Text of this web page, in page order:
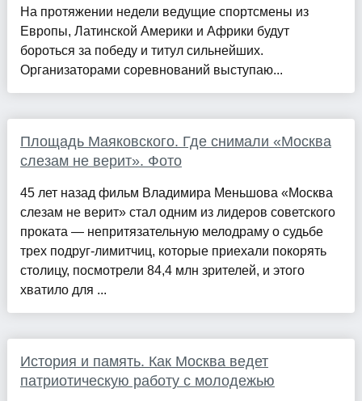
На протяжении недели ведущие спортсмены из
Европы, Латинской Америки и Африки будут
бороться за победу и титул сильнейших.
Организаторами соревнований выступаю...
Площадь Маяковского. Где снимали «Москва
слезам не верит». Фото
45 лет назад фильм Владимира Меньшова «Москва
слезам не верит» стал одним из лидеров советского
проката — непритязательную мелодраму о судьбе
трех подруг-лимитчиц, которые приехали покорять
столицу, посмотрели 84,4 млн зрителей, и этого
хватило для ...
История и память. Как Москва ведет
патриотическую работу с молодежью